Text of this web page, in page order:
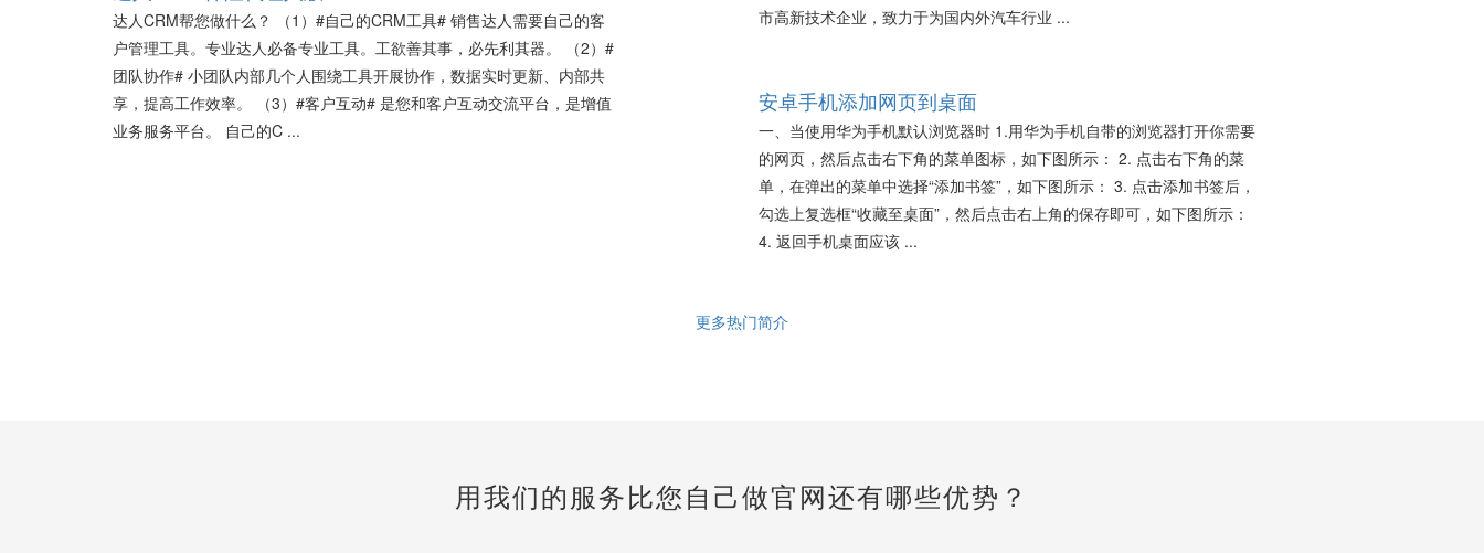
达人CRM帮您做什么？ （1）#自己的CRM工具# 销售达人需要自己的客
户管理工具。专业达人必备专业工具。工欲善其事，必先利其器。 （2）#
团队协作# 小团队内部几个人围绕工具开展协作，数据实时更新、内部共
享，提高工作效率。 （3）#客户互动# 是您和客户互动交流平台，是增值
业务服务平台。 自己的C ...
市高新技术企业，致力于为国内外汽车行业 ...
安卓手机添加网页到桌面
一、当使用华为手机默认浏览器时 1.用华为手机自带的浏览器打开你需要
的网页，然后点击右下角的菜单图标，如下图所示： 2. 点击右下角的菜
单，在弹出的菜单中选择“添加书签”，如下图所示： 3. 点击添加书签后，
勾选上复选框“收藏至桌面”，然后点击右上角的保存即可，如下图所示：
4. 返回手机桌面应该 ...
更多热门简介
用我们的服务比您自己做官网还有哪些优势？